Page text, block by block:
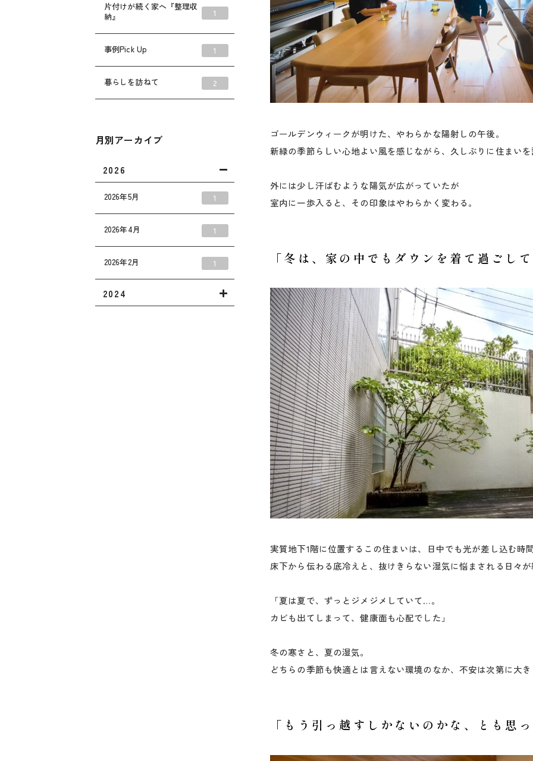
片付けが続く家へ『整理収
納』
1
事例Pick Up 1
暮らしを訪ねて 2
月別アーカイブ
2026
2026年5月 1
2026年4月 1
2026年2月 1
2024
ゴールデンウィークが明けた、やわらかな陽射しの午後。
新緑の季節らしい心地よい風を感じながら、久しぶりに住まい
外には少し汗ばむような陽気が広がっていたが
室内に一歩入ると、その印象はやわらかく変わる。
「冬は、家の中でもダウンを着て過ごし
実質地下1階に位置するこの住まいは、日中でも光が差し込む時
床下から伝わる底冷えと、抜けきらない湿気に悩まされる日々
「夏は夏で、ずっとジメジメしていて…。
カビも出てしまって、健康面も心配でした」
冬の寒さと、夏の湿気。
どちらの季節も快適とは言えない環境のなか、不安は次第に大
「もう引っ越すしかないのかな、とも思